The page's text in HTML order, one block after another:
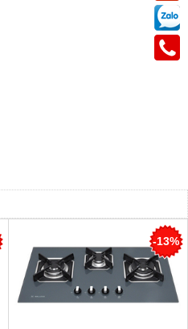
-13%